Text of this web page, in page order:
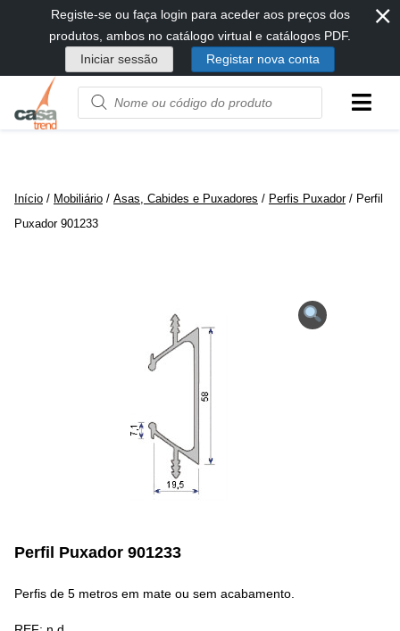
diretamente
conteúdo
Registe-se ou faça login para aceder aos preços dos
produtos, ambos no catálogo virtual e catálogos PDF.
Iniciar sessão
Registar nova conta
⨯
Product
name
Início / Mobiliário / Asas, Cabides e Puxadores / Perfis Puxador/ Perfil
Puxador 901233
Perfil Puxador 901233
Perfis de 5 metros em mate ou sem acabamento.